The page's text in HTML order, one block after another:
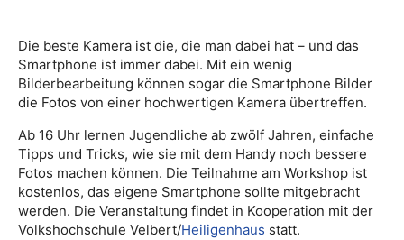
Die beste Kamera ist die, die man dabei hat – und das
Smartphone ist immer dabei. Mit ein wenig
Bilderbearbeitung können sogar die Smartphone Bilder
die Fotos von einer hochwertigen Kamera übertreffen.
Ab 16 Uhr lernen Jugendliche ab zwölf Jahren, einfache
Tipps und Tricks, wie sie mit dem Handy noch bessere
Fotos machen können. Die Teilnahme am Workshop ist
kostenlos, das eigene Smartphone sollte mitgebracht
werden. Die Veranstaltung findet in Kooperation mit der
Volkshochschule Velbert/Heiligenhaus statt.